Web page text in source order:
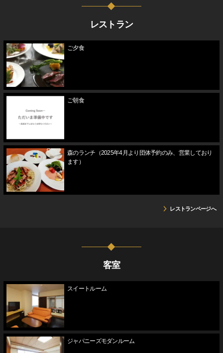
レストラン
ご夕食
ご朝食
森のランチ（2025年4月より団体予約のみ、営業しており
ます）
レストランページへ
客室
スイートルーム
ジャパニーズモダンルーム